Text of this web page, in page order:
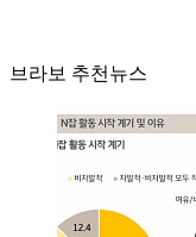
브라보 추천뉴스